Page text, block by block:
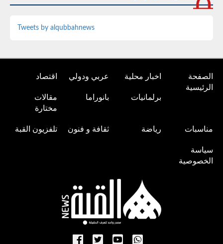
Tweets by alqubbahnews
الصفحة
الرئيسية
اخبار محلية عربي ودولي اقتصاد
برلمانيات بانوراما
مقالات
مختارة
مناسبات رياضة ثقافة و فنون تلفزيون القبة
سياسة
الخصوصية